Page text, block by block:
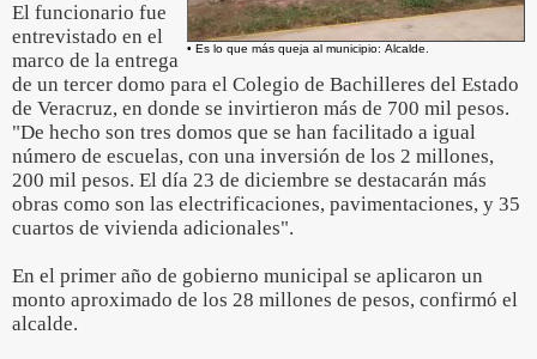
• Es lo que más queja al municipio: Alcalde.
El funcionario fue
entrevistado en el
marco de la entrega
de un tercer domo para el Colegio de Bachilleres del Estado
de Veracruz, en donde se invirtieron más de 700 mil pesos.
"De hecho son tres domos que se han facilitado a igual
número de escuelas, con una inversión de los 2 millones,
200 mil pesos. El día 23 de diciembre se destacarán más
obras como son las electrificaciones, pavimentaciones, y 35
cuartos de vivienda adicionales".
En el primer año de gobierno municipal se aplicaron un
monto aproximado de los 28 millones de pesos, confirmó el
alcalde.